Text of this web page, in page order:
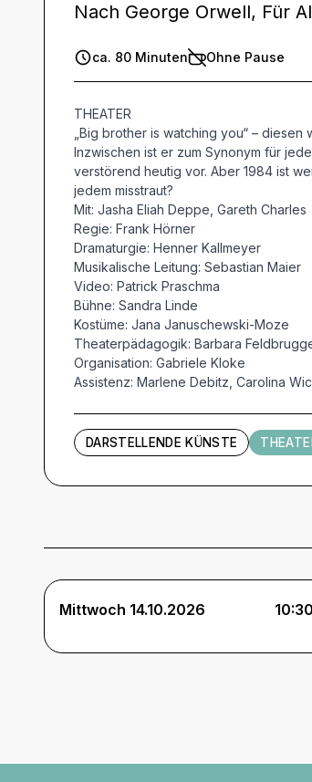
Nach George Orwell, Für
ca. 80 Minuten Ohne Pause
THEATER
„Big brother is watching you“ –
Inzwischen ist er zum Synonym für
verstörend heutig vor. Aber 1984 ist
jedem misstraut?
Mit: Jasha Eliah Deppe, Gareth Charles
Regie: Frank Hörner
Dramaturgie: Henner Kallmeyer
Musikalische Leitung: Sebastian Maier
Video: Patrick Praschma
Bühne: Sandra Linde
Kostüme: Jana Januschewski-Moze
Theaterpädagogik: Barbara
Organisation: Gabriele Kloke
Assistenz: Marlene Debitz, Carolina
DARSTELLENDE KÜNSTE
Termine und Tickets
Mittwoch 14.10.2026